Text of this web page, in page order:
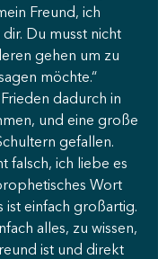
Freund, ich
Du musst nicht
gehen um zu
möchte.“
dadurch in
und eine große
gefallen.
falsch, ich liebe es
Wort
ist einfach großartig.
alles, zu wissen,
ist und direkt